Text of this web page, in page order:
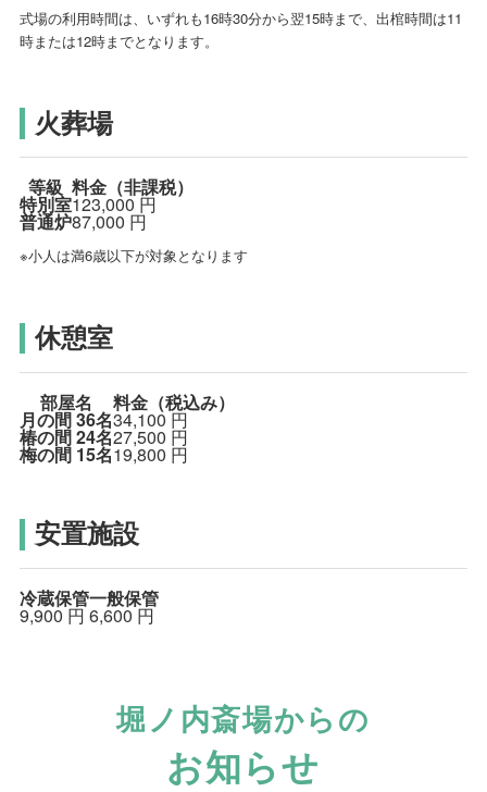
式場の利用時間は、いずれも16時30分から翌15時まで、出棺時間は11
時または12時までとなります。
火葬場
等級 料金（非課税）
特別室123,000円
普通炉87,000 円
※小人は満6歳以下が対象となります
休憩室
部屋名 料金（税込み）
月の間36名34,100円
椿の間24名27,500 円
梅の間 15名19,800 円
安置施設
冷蔵保管一般保管
9,900円6,600円
堀ノ内斎場からの
お知らせ